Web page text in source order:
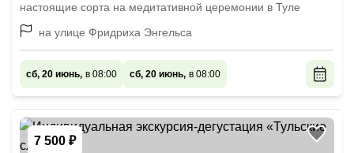
настоящие сорта на медитативной церемонии в Туле
на улице Фридриха Энгельса
сб, 20 июнь, в 08:00 сб, 20 июнь, в 08:00
7 500 ₽